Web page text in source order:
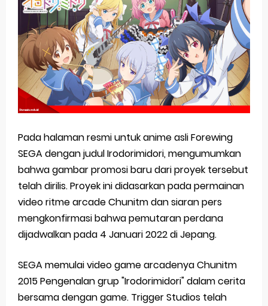
Basketball Project ZERO RISE Gets Anime
Jujutsu Kaisen Season 3 New Visual
The Case Book of Arne Reveals New Visual and Trailer
Cosmic Princess Kaguya! Upcoming Netflix Feature Anime
Sunday, 9 August
Pada halaman resmi untuk anime asli Forewing
SEGA dengan judul Irodorimidori, mengumumkan
bahwa gambar promosi baru dari proyek tersebut
telah dirilis. Proyek ini didasarkan pada permainan
video ritme arcade Chunitm dan siaran pers
mengkonfirmasi bahwa pemutaran perdana
dijadwalkan pada 4 Januari 2022 di Jepang.
SEGA memulai video game arcadenya Chunitm
2015 Pengenalan grup "Irodorimidori" dalam cerita
bersama dengan game. Trigger Studios telah